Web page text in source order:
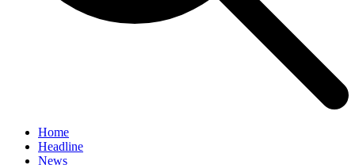
Home
Headline
News